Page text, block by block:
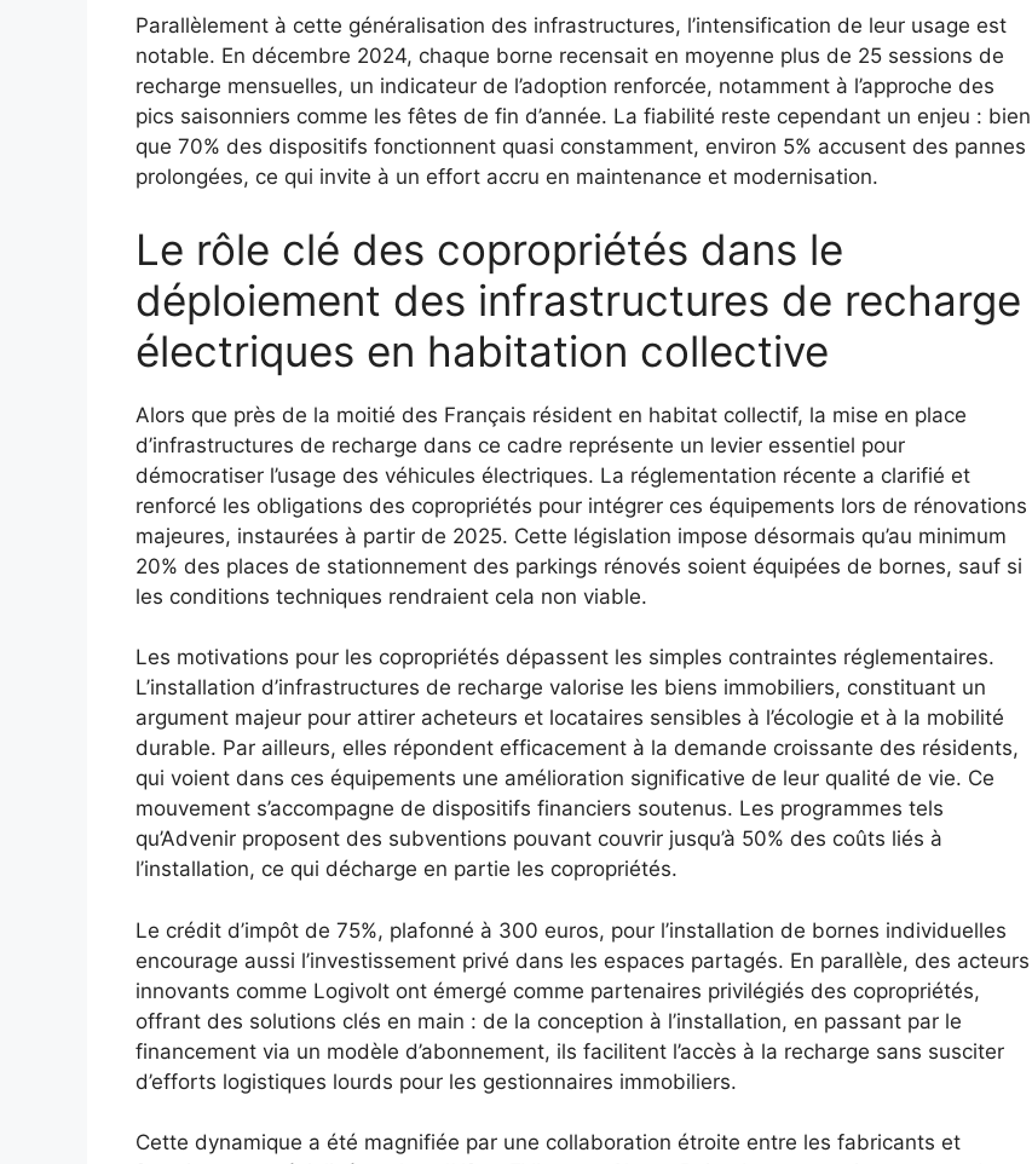
Parallèlement à cette généralisation des infrastructures, l’intensification de leur usage est
notable. En décembre 2024, chaque borne recensait en moyenne plus de 25 sessions de
recharge mensuelles, un indicateur de l’adoption renforcée, notamment à l’approche des
pics saisonniers comme les fêtes de fin d’année. La fiabilité reste cependant un enjeu : bien
que 70% des dispositifs fonctionnent quasi constamment, environ 5% accusent des pannes
prolongées, ce qui invite à un effort accru en maintenance et modernisation.
Le rôle clé des copropriétés dans le
déploiement des infrastructures de recharge
électriques en habitation collective
Alors que près de la moitié des Français résident en habitat collectif, la mise en place
d’infrastructures de recharge dans ce cadre représente un levier essentiel pour
démocratiser l’usage des véhicules électriques. La réglementation récente a clarifié et
renforcé les obligations des copropriétés pour intégrer ces équipements lors de rénovations
majeures, instaurées à partir de 2025. Cette législation impose désormais qu’au minimum
20% des places de stationnement des parkings rénovés soient équipées de bornes, sauf si
les conditions techniques rendraient cela non viable.
Les motivations pour les copropriétés dépassent les simples contraintes réglementaires.
L’installation d’infrastructures de recharge valorise les biens immobiliers, constituant un
argument majeur pour attirer acheteurs et locataires sensibles à l’écologie et à la mobilité
durable. Par ailleurs, elles répondent efficacement à la demande croissante des résidents,
qui voient dans ces équipements une amélioration significative de leur qualité de vie. Ce
mouvement s’accompagne de dispositifs financiers soutenus. Les programmes tels
qu’Advenir proposent des subventions pouvant couvrir jusqu’à 50% des coûts liés à
l’installation, ce qui décharge en partie les copropriétés.
Le crédit d’impôt de 75%, plafonné à 300 euros, pour l’installation de bornes individuelles
encourage aussi l’investissement privé dans les espaces partagés. En parallèle, des acteurs
innovants comme Logivolt ont émergé comme partenaires privilégiés des copropriétés,
offrant des solutions clés en main : de la conception à l’installation, en passant par le
financement via un modèle d’abonnement, ils facilitent l’accès à la recharge sans susciter
d’efforts logistiques lourds pour les gestionnaires immobiliers.
Cette dynamique a été magnifiée par une collaboration étroite entre les fabricants et